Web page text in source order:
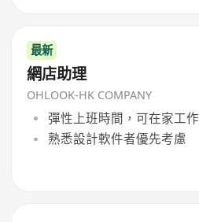
最新
網店助理
OHLOOK-HK COMPANY
彈性上班時間，可在家工作
熟悉設計軟件者優先考慮